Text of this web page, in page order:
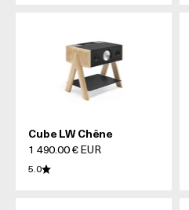
Cube LW Chêne
Prix de vente
1 490.00 € EUR
5.0